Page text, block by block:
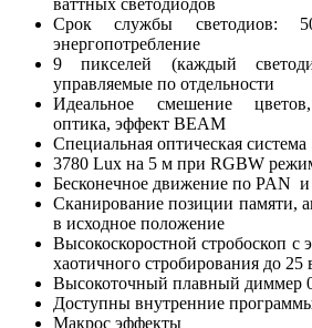
ваттных светодиодов
Срок службы светодиов:
энергопотребление
9 пикселей (каждый
управляемые по отдельности
Идеальное смешение
оптика, эффект BEAM
Специальная оптическая система
3780 Lux на 5 м при RGBW
Бесконечное движение по PAN
Сканирование позиции памяти,
в исходное положение
Высокоскоростной стробоскоп с
хаотичного стробирования до 25
Высокоточный плавный диммер
Доступны внутренние
Макрос эффекты